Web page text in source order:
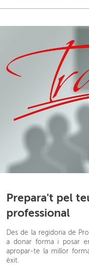
Prepara't pel
professional
Des de la regidoria de
a donar forma i posar
apropar-te la millor
èxit.